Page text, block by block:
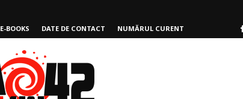
BOOKS DATE DE CONTACT NUMĂRUL CURENT